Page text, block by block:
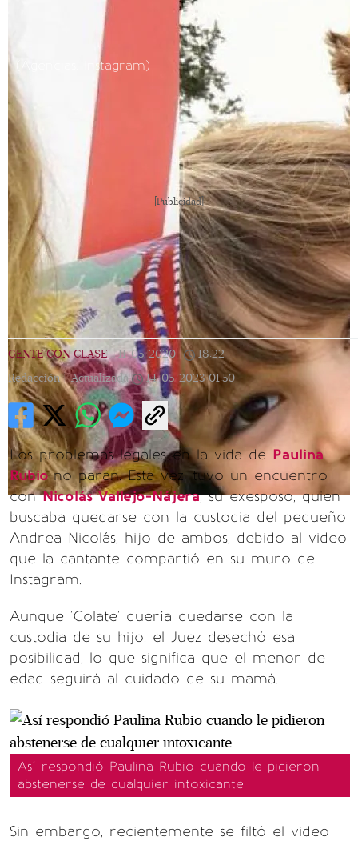
(Agencias, Instagram)
[Publicidad]
GENTE CON CLASE | 11/05/2020 18:22 |
Redacción | Actualizada 14/05/2023 01:50
Los problemas legales en la vida de Paulina
Rubiono paran. Esta vez, tuvo un encuentro
conNicolás Vallejo-Nájera, su exesposo, quien
buscaba quedarse con la custodia del pequeño
Andrea Nicolás, hijo de ambos, debido al video
que la cantante compartió en su muro de
Instagram.
Aunque 'Colate' quería quedarse con la
custodia de su hijo, el Juez desechó esa
posibilidad, lo que significa que el menor de
edad seguirá al cuidado de su mamá.
Así respondió Paulina Rubio cuando le pidieron
abstenerse de cualquier intoxicante
Sin embargo, recientemente se filtó el video